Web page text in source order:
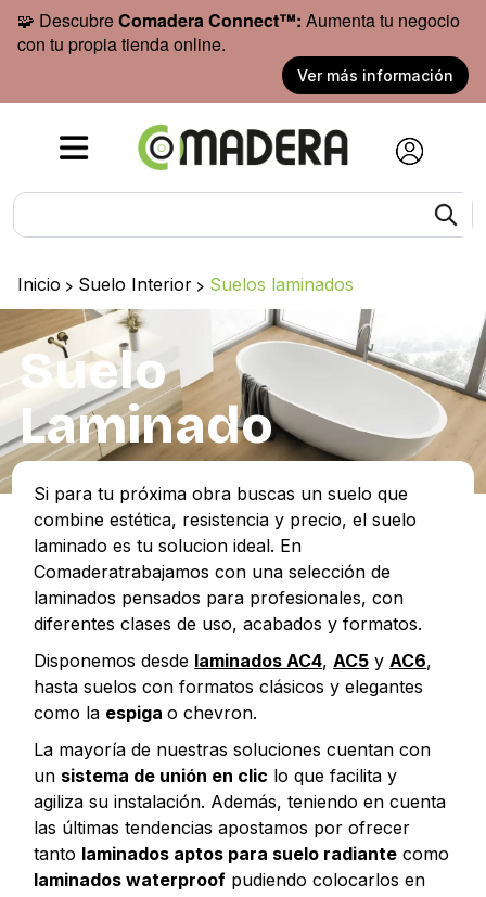
🧩 DescubreComadera Connect™: Aumenta tu negocio
con tu propia tienda online.
Ver más información
Inicio > Suelo Interior > Suelos laminados
Suelo
Laminado
Si para tu próxima obra buscas un suelo que
combine estética, resistencia y precio, el suelo
laminado es tu solucion ideal. En
Comaderatrabajamos con una selección de
laminados pensados para profesionales, con
diferentes clases de uso, acabados y formatos.
Disponemos desde laminados AC4,AC5 yAC6,
hasta suelos con formatos clásicos y elegantes
como la espiga o chevron.
La mayoría de nuestras soluciones cuentan con
un sistema de unión en clic lo que facilita y
agiliza su instalación. Además, teniendo en cuenta
las últimas tendencias apostamos por ofrecer
tanto laminados aptos para suelo radiante como
laminados waterproof pudiendo colocarlos en